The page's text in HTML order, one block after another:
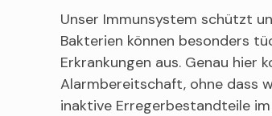
Unser Immunsystem schützt
Bakterien können besonders
Erkrankungen aus. Genau hier
Alarmbereitschaft, ohne dass
inaktive Erregerbestandteile